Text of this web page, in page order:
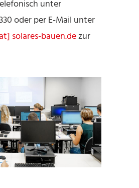
unter
oder per E-Mail unter
solares-bauen.dezur